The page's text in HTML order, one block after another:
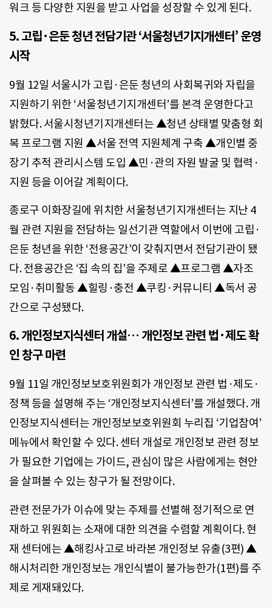
워크 등 다양한 지원을 받고 사업을 성장할 수 있게 된다.
5. 고립·은둔 청년 전담기관 ‘서울청년기지개센터’ 운영
시작
9월 12일 서울시가 고립·은둔 청년의 사회복귀와 자립을
지원하기 위한 ‘서울청년기지개센터’를 본격 운영한다고
밝혔다. 서울시청년기지개센터는 ▲청년 상태별 맞춤형 회
복 프로그램 지원 ▲서울 전역 지원체계 구축 ▲개인별 중
장기 추적 관리시스템 도입 ▲민·관의 자원 발굴 및 협력·
지원 등을 이어갈 계획이다.
종로구 이화장길에 위치한 서울청년기지개센터는 지난 4
월 관련 지원을 전담하는 일선기관 역할에서 이번에 고립·
은둔 청년을 위한 ‘전용공간’이 갖춰지면서 전담기관이 됐
다. 전용공간은 ‘집 속의 집’을 주제로 ▲프로그램 ▲자조
모임·취미활동 ▲힐링·충전 ▲쿠킹·커뮤니티 ▲독서 공
간으로 구성됐다.
6. 개인정보지식센터 개설… 개인정보 관련 법·제도 확
인 창구 마련
9월 11일 개인정보보호위원회가 개인정보 관련 법·제도·
정책 등을 설명해 주는 ‘개인정보지식센터’를 개설했다. 개
인정보지식센터는 개인정보보호위원회 누리집 ‘기업참여’
메뉴에서 확인할 수 있다. 센터 개설로 개인정보 관련 정보
가 필요한 기업에는 가이드, 관심이 많은 사람에게는 현안
을 살펴볼 수 있는 창구가 될 전망이다.
관련 전문가가 이슈에 맞는 주제를 선별해 정기적으로 연
재하고 위원회는 소재에 대한 의견을 수렴할 계획이다. 현
재 센터에는 ▲해킹사고로 바라본 개인정보 유출(3편) ▲
해시처리한 개인정보는 개인식별이 불가능한가(1편)를 주
제로 게재돼있다.